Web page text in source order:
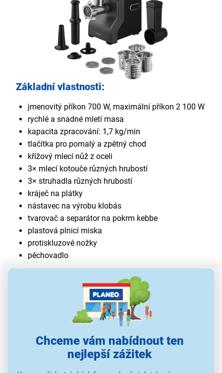
Chceme vám nabídnout ten
nejlepší zážitek
Základní vlastnosti:
jmenovitý příkon 700 W, maximální příkon 2 100 W
rychlé a snadné mletí masa
kapacita zpracování: 1,7 kg/min
tlačítka pro pomalý a zpětný chod
křížový mlecí nůž z oceli
3× mlecí kotouče různých hrubostí
3× struhadla různých hrubostí
kráječ na plátky
nástavec na výrobu klobás
tvarovač a separátor na pokrm kebbe
plastová plnicí miska
protiskluzové nožky
pěchovadlo